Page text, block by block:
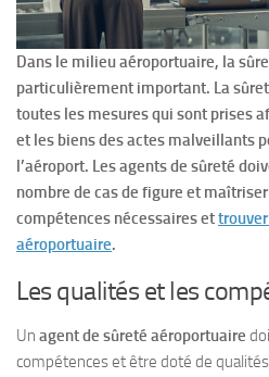
Dans le milieu aéroportuaire, la
particulièrement important. La
toutes les mesures qui sont prises
et les biens des actes malveillants
l’aéroport. Les agents de sûreté
nombre de cas de figure et
compétences nécessaires et
aéroportuaire.
Les qualités et les
Un agent de sûreté aéroportuaire
compétences et être doté de